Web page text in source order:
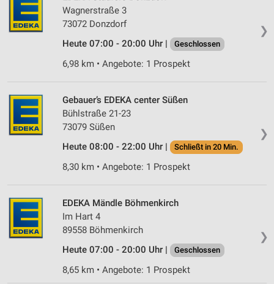
❯
Wagnerstraße 3
73072 Donzdorf
Heute 07:00 - 20:00 Uhr |
Geschlossen
6,98 km • Angebote: 1 Prospekt
❯
Gebauer’s EDEKA center Süßen
Bühlstraße 21-23
73079 Süßen
Heute 08:00 - 22:00 Uhr |
Schließt in 20 Min.
8,30 km • Angebote: 1 Prospekt
❯
EDEKA Mändle Böhmenkirch
Im Hart 4
89558 Böhmenkirch
Heute 07:00 - 20:00 Uhr |
Geschlossen
8,65 km • Angebote: 1 Prospekt
Inhalten
IAB-Besonderheiten:
Verwendung genauer Standortdaten
Geräte anhand von aktiv angeforderten
Nicht-IAB-Verarbeitungszwecke:
Notwendig
Performance
Werbung